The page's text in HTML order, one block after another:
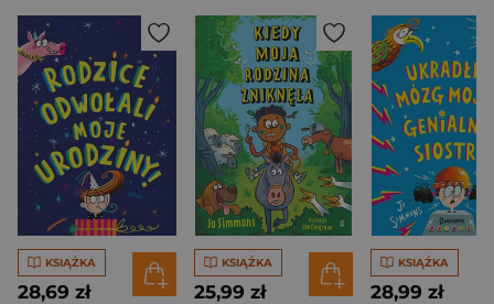
KSIĄŻKA
28,69 zł
KSIĄŻKA
25,99 zł
KSIĄŻKA
28,99 zł